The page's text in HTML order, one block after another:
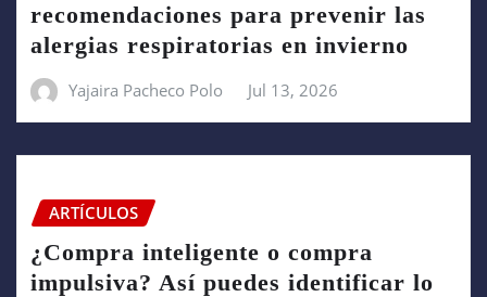
recomendaciones para prevenir las
alergias respiratorias en invierno
Yajaira Pacheco Polo Jul 13, 2026
ARTÍCULOS
¿Compra inteligente o compra
impulsiva? Así puedes identificar lo